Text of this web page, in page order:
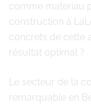
comme matériau
construction à
concrets de cette
résultat optimal ?
Le secteur de la
remarquable en